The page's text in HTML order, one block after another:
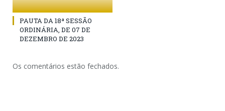
PAUTA DA 18ª SESSÃO
ORDINÁRIA, DE 07 DE
DEZEMBRO DE 2023
Os comentários estão fechados.